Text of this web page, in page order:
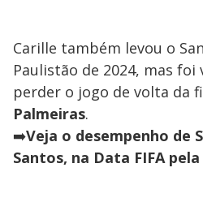
Carille também levou o
Paulistão de 2024, mas foi
perder o jogo de volta da
Palmeiras.
➡️Veja o desempenho de
Santos, na Data FIFA